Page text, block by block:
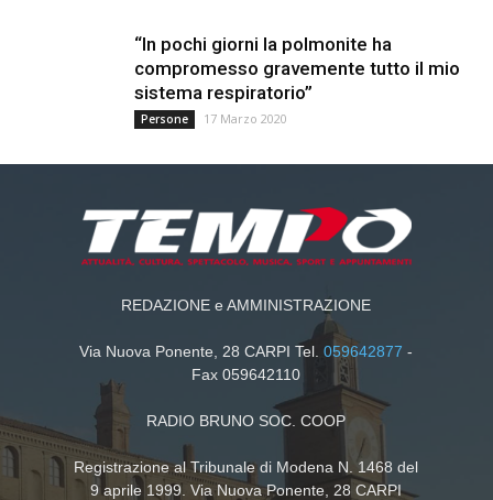
“In pochi giorni la polmonite ha
compromesso gravemente tutto il mio
sistema respiratorio”
Persone 17 Marzo 2020
REDAZIONE e AMMINISTRAZIONE
Via Nuova Ponente, 28 CARPI Tel.059642877 -
Fax 059642110
RADIO BRUNO SOC. COOP
Registrazione al Tribunale di Modena N. 1468 del
9 aprile 1999. Via Nuova Ponente, 28 CARPI